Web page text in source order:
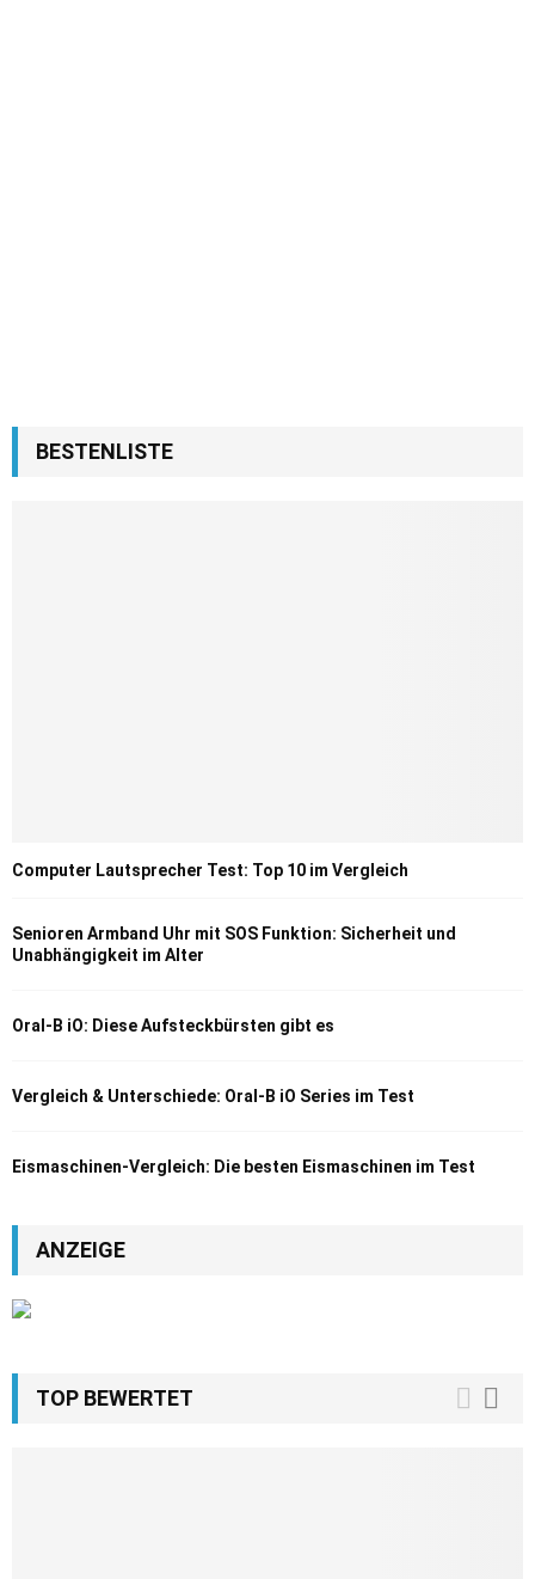
BESTENLISTE
Computer Lautsprecher Test: Top 10 im Vergleich
Senioren Armband Uhr mit SOS Funktion: Sicherheit und
Unabhängigkeit im Alter
Oral-B iO: Diese Aufsteckbürsten gibt es
Vergleich & Unterschiede: Oral-B iO Series im Test
Eismaschinen-Vergleich: Die besten Eismaschinen im Test
ANZEIGE
TOP BEWERTET